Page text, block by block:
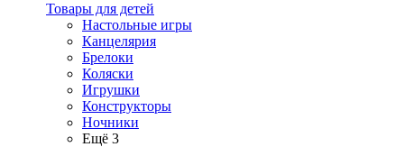
Товары для детей
Настольные игры
Канцелярия
Брелоки
Коляски
Игрушки
Конструкторы
Ночники
Ещё 3